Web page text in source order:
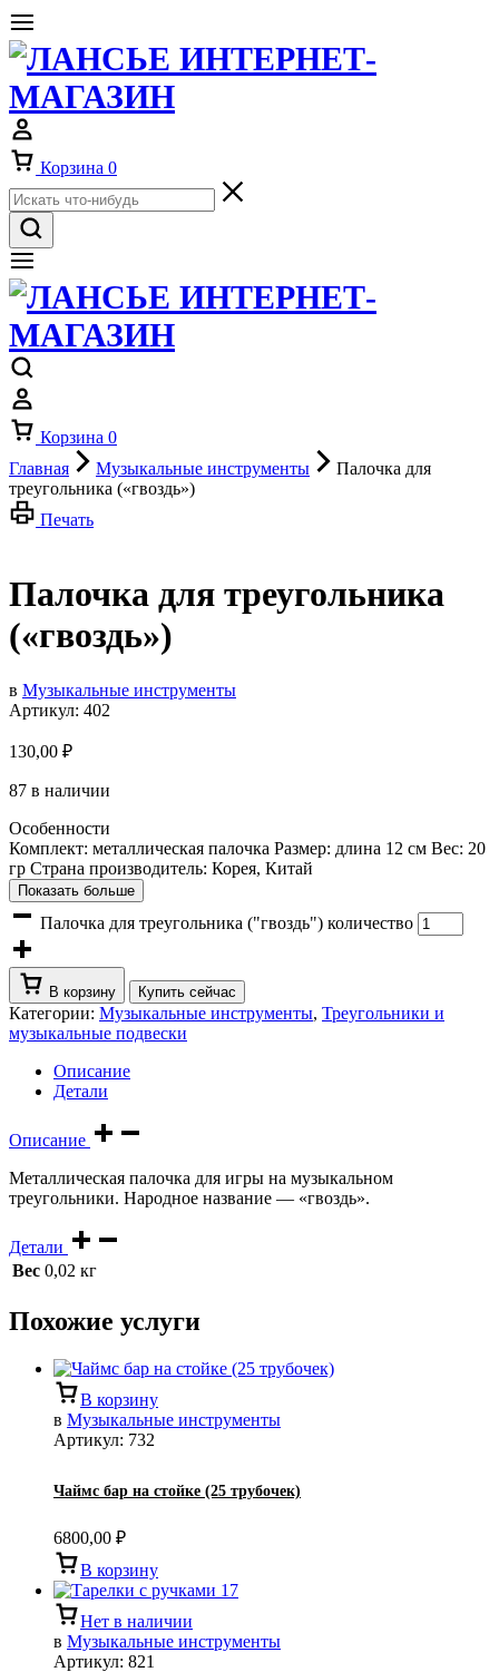
Корзина 0
Корзина 0
Главная
Музыкальные инструменты
Палочка для
треугольника («гвоздь»)
Печать
Палочка для треугольника
(«гвоздь»)
в Музыкальные инструменты
Артикул: 402
130,00 ₽
87 в наличии
Особенности
Комплект: металлическая палочка Размер: длина 12 см Вес: 20
гр Страна производитель: Корея, Китай
Показать больше
Палочка для треугольника ("гвоздь") количество
В корзину Купить сейчас
Категории: Музыкальные инструменты, Треугольники и
музыкальные подвески
Описание
Детали
Описание
Металлическая палочка для игры на музыкальном
треугольники. Народное название — «гвоздь».
Детали
Вес 0,02 кг
Похожие услуги
В корзину
в Музыкальные инструменты
Артикул: 732
Чаймс бар на стойке (25 трубочек)
6800,00 ₽
В корзину
Нет в наличии
в Музыкальные инструменты
Артикул: 821